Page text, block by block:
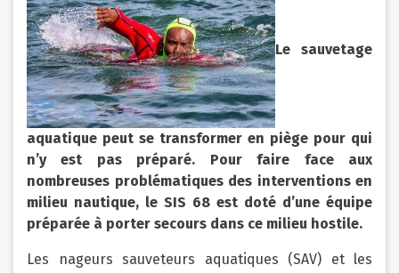
Le sauvetage
aquatique peut se transformer en piège pour qui
n’y est pas préparé. Pour faire face aux
nombreuses problématiques des interventions en
milieu nautique, le SIS 68 est doté d’une équipe
préparée à porter secours dans ce milieu hostile.
Les nageurs sauveteurs aquatiques (SAV) et les